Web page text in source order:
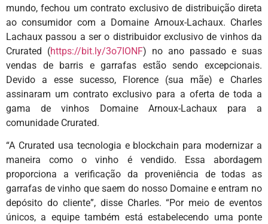
mundo, fechou um contrato exclusivo de distribuição direta
ao consumidor com a Domaine Arnoux-Lachaux. Charles
Lachaux passou a ser o distribuidor exclusivo de vinhos da
Crurated (https://bit.ly/3o7IONF) no ano passado e suas
vendas de barris e garrafas estão sendo excepcionais.
Devido a esse sucesso, Florence (sua mãe) e Charles
assinaram um contrato exclusivo para a oferta de toda a
gama de vinhos Domaine Arnoux-Lachaux para a
comunidade Crurated.
“A Crurated usa tecnologia e blockchain para modernizar a
maneira como o vinho é vendido. Essa abordagem
proporciona a verificação da proveniência de todas as
garrafas de vinho que saem do nosso Domaine e entram no
depósito do cliente”, disse Charles. “Por meio de eventos
únicos, a equipe também está estabelecendo uma ponte